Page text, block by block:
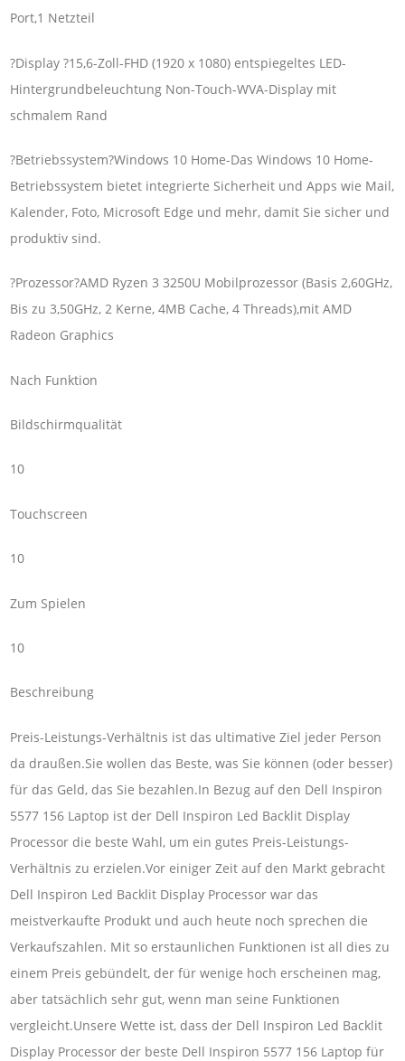
Port,1 Netzteil
?Display ?15,6-Zoll-FHD (1920 x 1080) entspiegeltes LED-
Hintergrundbeleuchtung Non-Touch-WVA-Display mit
schmalem Rand
?Betriebssystem?Windows 10 Home-Das Windows 10 Home-
Betriebssystem bietet integrierte Sicherheit und Apps wie Mail,
Kalender, Foto, Microsoft Edge und mehr, damit Sie sicher und
produktiv sind.
?Prozessor?AMD Ryzen 3 3250U Mobilprozessor (Basis 2,60GHz,
Bis zu 3,50GHz, 2 Kerne, 4MB Cache, 4 Threads),mit AMD
Radeon Graphics
Nach Funktion
Bildschirmqualität
10
Touchscreen
10
Zum Spielen
10
Beschreibung
Preis-Leistungs-Verhältnis ist das ultimative Ziel jeder Person
da draußen.Sie wollen das Beste, was Sie können (oder besser)
für das Geld, das Sie bezahlen.In Bezug auf den Dell Inspiron
5577 156 Laptop ist der Dell Inspiron Led Backlit Display
Processor die beste Wahl, um ein gutes Preis-Leistungs-
Verhältnis zu erzielen.Vor einiger Zeit auf den Markt gebracht
Dell Inspiron Led Backlit Display Processor war das
meistverkaufte Produkt und auch heute noch sprechen die
Verkaufszahlen. Mit so erstaunlichen Funktionen ist all dies zu
einem Preis gebündelt, der für wenige hoch erscheinen mag,
aber tatsächlich sehr gut, wenn man seine Funktionen
vergleicht.Unsere Wette ist, dass der Dell Inspiron Led Backlit
Display Processor der beste Dell Inspiron 5577 156 Laptop für